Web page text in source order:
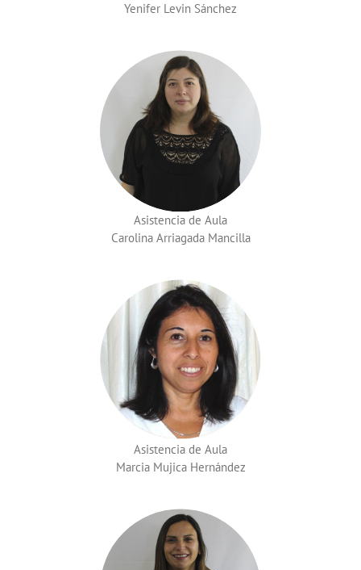
Yenifer Levin Sánchez
Asistencia de Aula
Carolina Arriagada Mancilla
Asistencia de Aula
Marcia Mujica Hernández